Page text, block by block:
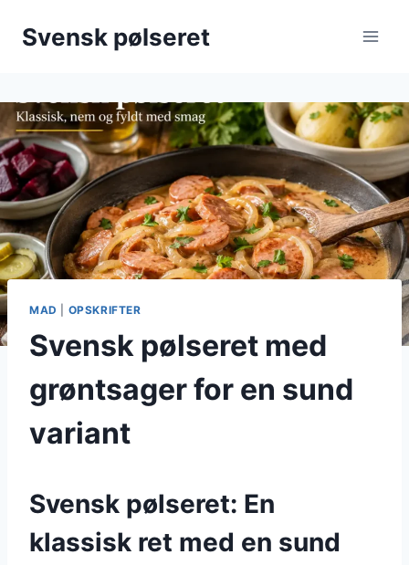
Svensk pølseret
MAD OPSKRIFTER
Svensk pølseret med
grøntsager for en sund
variant
Svensk pølseret: En
klassisk ret med en sund